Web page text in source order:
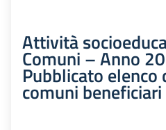
Attività
Comuni – Anno
Pubblicato
comuni beneficiari